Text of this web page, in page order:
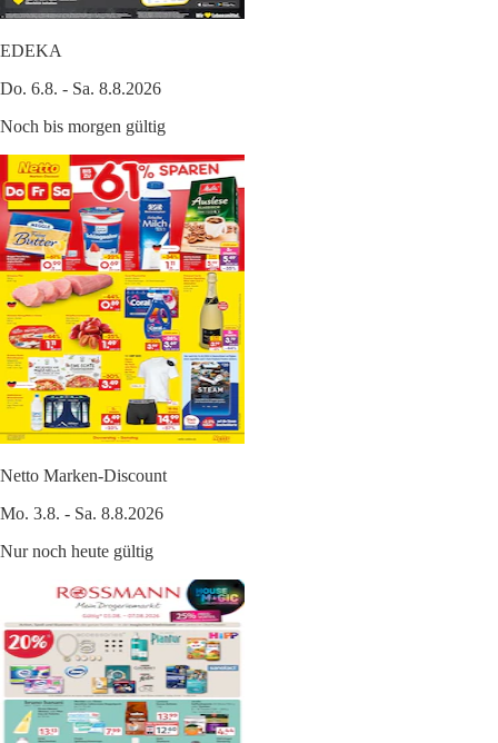
EDEKA
Do. 6.8. - Sa. 8.8.2026
Noch bis morgen gültig
Netto Marken-Discount
Mo. 3.8. - Sa. 8.8.2026
Nur noch heute gültig